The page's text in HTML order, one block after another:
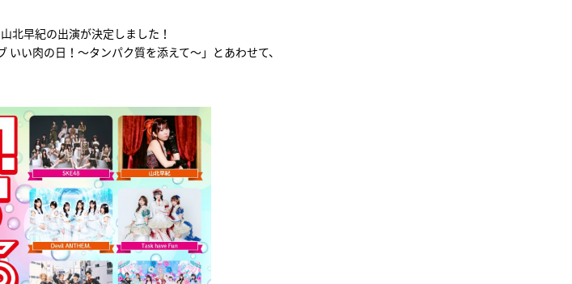
北早紀の出演が決定しました！
い肉の日！～タンパク質を添えて～」とあわせて、